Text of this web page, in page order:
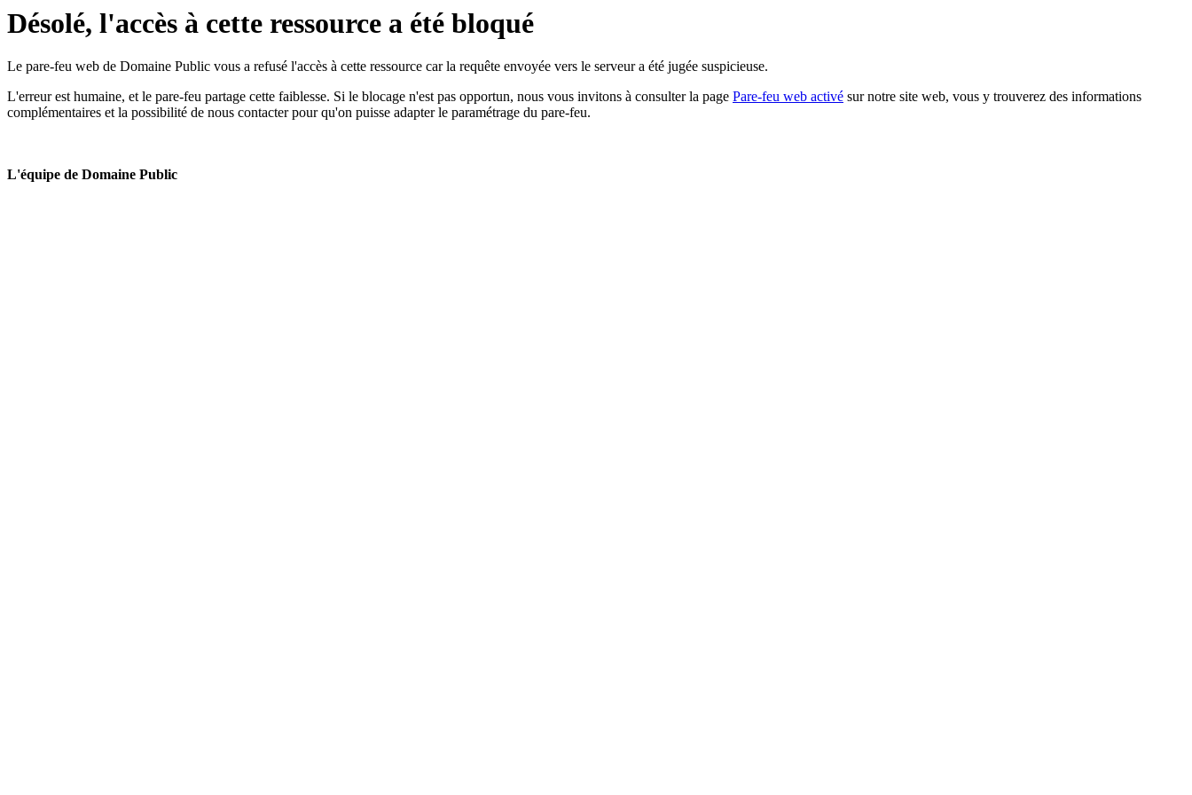
Désolé, l'accès à cette ressource a été bloqué
Le pare-feu web de Domaine Public vous a refusé l'accès à cette ressource car la requête envoyée vers le serveur a été jugée suspicieuse.
L'erreur est humaine, et le pare-feu partage cette faiblesse. Si le blocage n'est pas opportun, nous vous invitons à consulter la page Pare-feu web activé sur notre site web, vous y trouverez des informations
complémentaires et la possibilité de nous contacter pour qu'on puisse adapter le paramétrage du pare-feu.
L'équipe de Domaine Public